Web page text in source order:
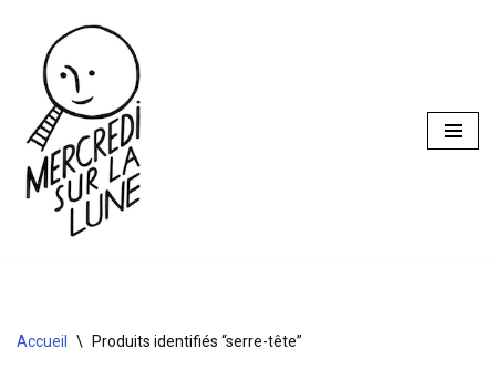
Aller
contenu
Accueil \ Produits identifiés “serre-tête”